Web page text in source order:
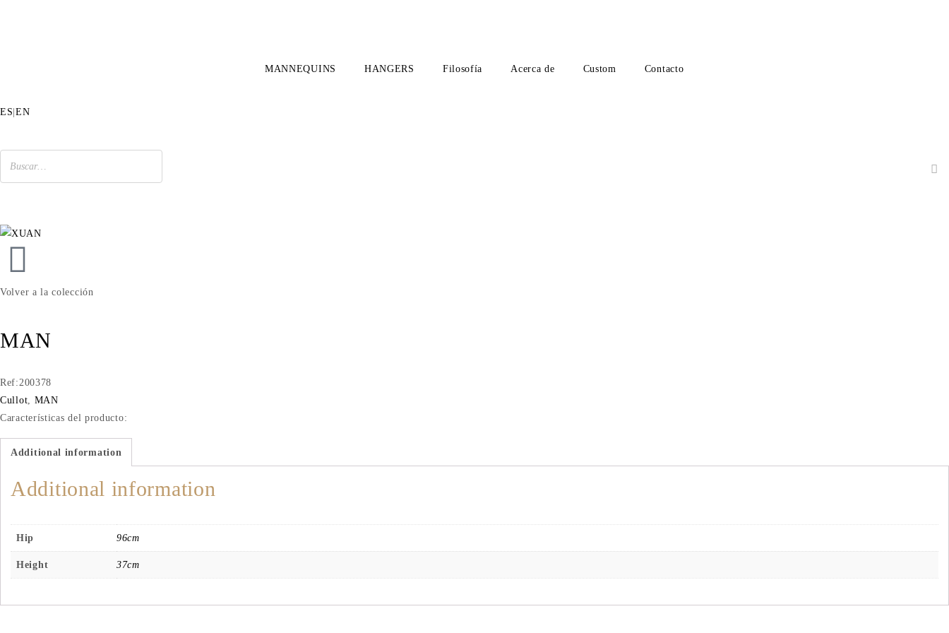
MANNEQUINS HANGERS Filosofía Acerca de Custom Contacto
ES |EN
Volver a la colección
MAN
Ref:200378
Cullot, MAN
Características del producto:
Additional information
Additional information
Hip 96cm
Height 37cm